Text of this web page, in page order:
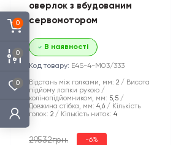
0
0
0
оверлок з вбудованим
сервомотором
В наявності
Код товару: E4S-4-M03/333
Відстань між голками, мм: 2
Висота
підйому лапки рукою /
колінопідйомником, мм: 5,5
Довжина стібка, мм: 4,6
Кількість
голок: 2 Кількість ниток: 4
29532грн. -6%